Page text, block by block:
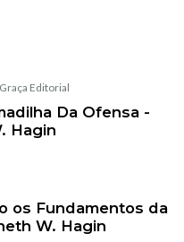
Graça Editorial
Da Ofensa -
Hagin
os Fundamentos da
W. Hagin